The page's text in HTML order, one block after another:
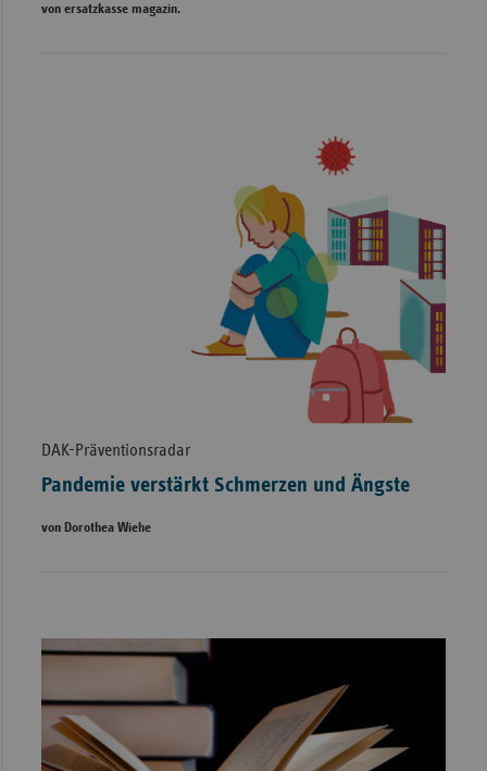
von ersatzkasse magazin.
DAK-Präventionsradar
Pandemie verstärkt Schmerzen und Ängste
von Dorothea Wiehe